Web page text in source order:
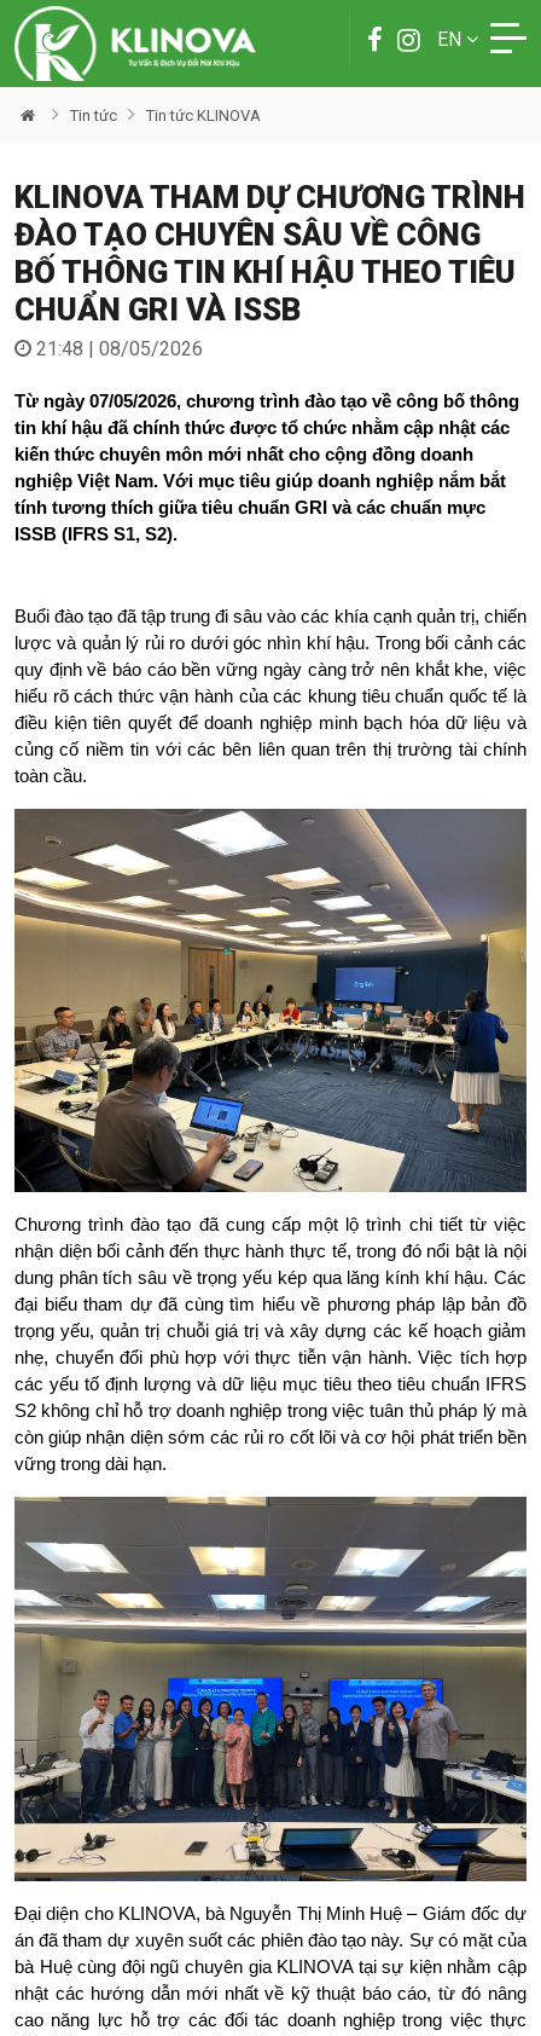
EN
Tin tức Tin tức KLINOVA
KLINOVA THAM DỰ CHƯƠNG TRÌNH
ĐÀO TẠO CHUYÊN SÂU VỀ CÔNG
BỐ THÔNG TIN KHÍ HẬU THEO TIÊU
CHUẨN GRI VÀ ISSB
21:48 | 08/05/2026
Từ ngày 07/05/2026, chương trình đào tạo về công bố thông
tin khí hậu đã chính thức được tổ chức nhằm cập nhật các
kiến thức chuyên môn mới nhất cho cộng đồng doanh
nghiệp Việt Nam. Với mục tiêu giúp doanh nghiệp nắm bắt
tính tương thích giữa tiêu chuẩn GRI và các chuẩn mực
ISSB (IFRS S1, S2).
Buổi đào tạo đã tập trung đi sâu vào các khía cạnh quản trị, chiến
lược và quản lý rủi ro dưới góc nhìn khí hậu. Trong bối cảnh các
quy định về báo cáo bền vững ngày càng trở nên khắt khe, việc
hiểu rõ cách thức vận hành của các khung tiêu chuẩn quốc tế là
điều kiện tiên quyết để doanh nghiệp minh bạch hóa dữ liệu và
củng cố niềm tin với các bên liên quan trên thị trường tài chính
toàn cầu.
Chương trình đào tạo đã cung cấp một lộ trình chi tiết từ việc
nhận diện bối cảnh đến thực hành thực tế, trong đó nổi bật là nội
dung phân tích sâu về trọng yếu kép qua lăng kính khí hậu. Các
đại biểu tham dự đã cùng tìm hiểu về phương pháp lập bản đồ
trọng yếu, quản trị chuỗi giá trị và xây dựng các kế hoạch giảm
nhẹ, chuyển đổi phù hợp với thực tiễn vận hành. Việc tích hợp
các yếu tố định lượng và dữ liệu mục tiêu theo tiêu chuẩn IFRS
S2 không chỉ hỗ trợ doanh nghiệp trong việc tuân thủ pháp lý mà
còn giúp nhận diện sớm các rủi ro cốt lõi và cơ hội phát triển bền
vững trong dài hạn.
Đại diện cho KLINOVA, bà Nguyễn Thị Minh Huệ – Giám đốc dự
án đã tham dự xuyên suốt các phiên đào tạo này. Sự có mặt của
bà Huệ cùng đội ngũ chuyên gia KLINOVA tại sự kiện nhằm cập
nhật các hướng dẫn mới nhất về kỹ thuật báo cáo, từ đó nâng
cao năng lực hỗ trợ các đối tác doanh nghiệp trong việc thực